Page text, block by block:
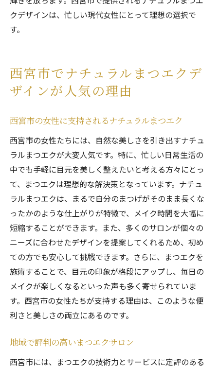
クデザインは、忙しい現代女性にとって理想の選択で
す。
西宮市でナチュラルまつエクデ
ザインが人気の理由
西宮市の女性に支持されるナチュラルまつエク
西宮市の女性たちには、自然な美しさを引き出すナチュ
ラルまつエクが大変人気です。特に、忙しい日常生活の
中でも手軽に目元を美しく整えたいと考える方々にとっ
て、まつエクは理想的な解決策となっています。ナチュ
ラルまつエクは、まるで自分のまつげがそのまま長くな
ったかのような仕上がりが特徴で、メイク時間を大幅に
短縮することができます。また、多くのサロンが個々の
ニーズに合わせたデザインを提案してくれるため、初め
ての方でも安心して挑戦できます。さらに、まつエクを
施術することで、目元の印象が格段にアップし、毎日の
メイクが楽しくなるといった声も多く寄せられていま
す。西宮市の女性たちが支持する理由は、このような便
利さと美しさの両立にあるのです。
地域で評判の高いまつエクサロン
西宮市には、まつエクの技術力とサービスに定評のある